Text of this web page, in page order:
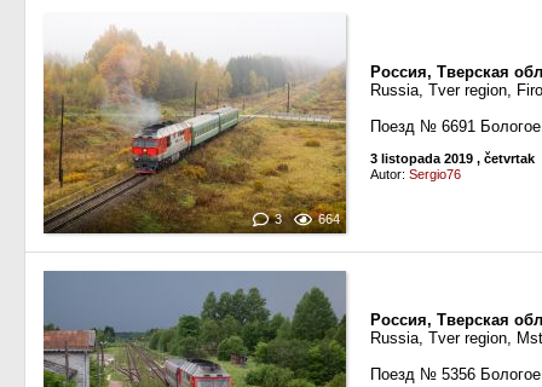
3 664
Россия, Тверская
Russia, Tver region,
Поезд № 6691
3 listopada 2019 , četvrtak
Autor: Sergio76
Россия, Тверская
Russia, Tver region,
Поезд № 5356